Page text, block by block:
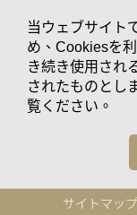
当ウェブサイト
め、Cookiesを
き続き使用され
されたものとし
覧ください。
サイトマップ